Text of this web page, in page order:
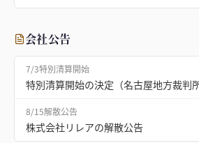
会社公告
7/3特別清算開始
特別清算開始の決定（名古屋地方裁判所
8/15解散公告
株式会社リレアの解散公告